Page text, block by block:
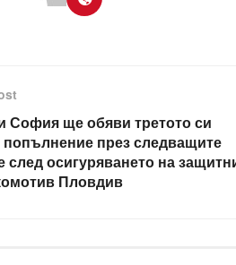
София ще обяви третото си
през следващите
след осигуряването на
Пловдив